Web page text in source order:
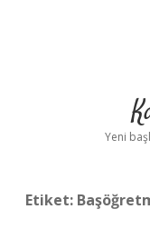
Yeni
Etiket: